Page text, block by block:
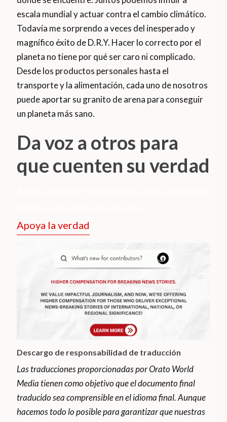
escala mundial y actuar contra el cambio climático.
Todavía me sorprendo a veces del inesperado y
magnífico éxito de D.R.Y. Hacer lo correcto por el
planeta no tiene por qué ser caro ni complicado.
Desde los productos personales hasta el
transporte y la alimentación, cada uno de nosotros
puede aportar su granito de arena para conseguir
un planeta más sano.
Da voz a otros para
que cuenten su verdad
Apoya la verdad
Descargo de responsabilidad de traducción
Las traducciones proporcionadas por Orato World
Media tienen como objetivo que el documento final
traducido sea comprensible en el idioma final. Aunque
hacemos todo lo posible para garantizar que nuestras